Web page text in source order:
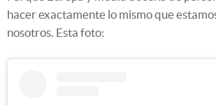
hacer exactamente lo mismo que
nosotros. Esta foto: